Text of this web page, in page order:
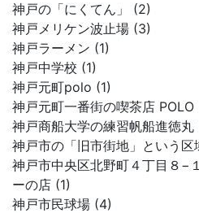
神戸の「にくてん」 (2)
神戸メリケン波止場 (3)
神戸ラーメン (1)
神戸中学校 (1)
神戸元町polo (1)
神戸元町一番街の喫茶店 POLO
神戸商船大学の練習帆船進徳丸
神戸市の「旧市街地」という区
神戸市中央区北野町４丁目８−
ーの店 (1)
神戸市民球場 (4)